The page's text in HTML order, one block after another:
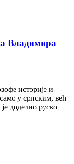
Владимира
историје и
у српским, већ
доделио руско…